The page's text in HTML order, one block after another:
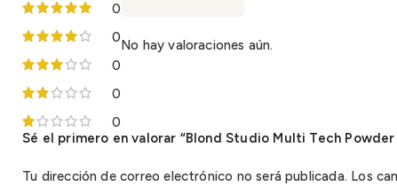
0
0
0
0
0
No hay valoraciones aún.
Sé el primero en valorar “Blond Studio Multi Tech Powder
Tu dirección de correo electrónico no será publicada. Los